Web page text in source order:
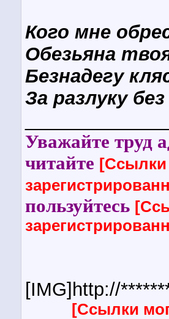
Кого мне
Обезьяна
Безнадегу
За разлуку
Уважайте труд
читайте [Ссылки
пользуйтесь
[IMG]http://
[Ссылки